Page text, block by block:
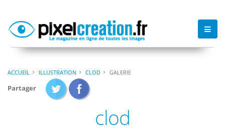
ACCUEIL ILLUSTRATION CLOD GALERIE
Partager
clod